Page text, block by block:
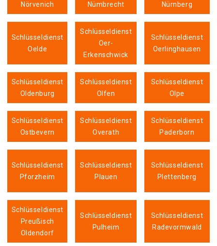
Nörvenich
Nümbrecht
Nürnberg
Schlüsseldienst
Oelde
Schlüsseldienst
Oer-
Erkenschwick
Schlüsseldienst
Oerlinghausen
Schlüsseldienst
Oldenburg
Schlüsseldienst
Olfen
Schlüsseldienst
Olpe
Schlüsseldienst
Ostbevern
Schlüsseldienst
Overath
Schlüsseldienst
Paderborn
Schlüsseldienst
Pforzheim
Schlüsseldienst
Plauen
Schlüsseldienst
Plettenberg
Schlüsseldienst
Preußisch
Oldendorf
Schlüsseldienst
Pulheim
Schlüsseldienst
Radevormwald